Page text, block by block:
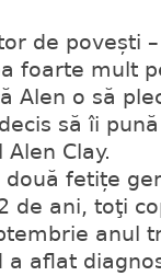
de povești
foarte mult
Alen o să
să îi
Clay.
fetițe
de ani, toţi
anul
aflat